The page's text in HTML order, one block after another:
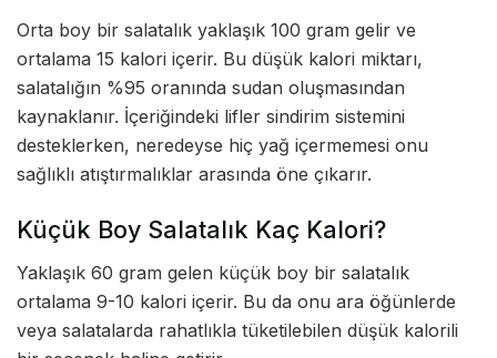
Orta boy bir salatalık yaklaşık 100 gram gelir ve
ortalama 15 kalori içerir. Bu düşük kalori miktarı,
salatalığın %95 oranında sudan oluşmasından
kaynaklanır. İçeriğindeki lifler sindirim sistemini
desteklerken, neredeyse hiç yağ içermemesi onu
sağlıklı atıştırmalıklar arasında öne çıkarır.
Küçük Boy Salatalık Kaç Kalori?
Yaklaşık 60 gram gelen küçük boy bir salatalık
ortalama 9-10 kalori içerir. Bu da onu ara öğünlerde
veya salatalarda rahatlıkla tüketilebilen düşük kalorili